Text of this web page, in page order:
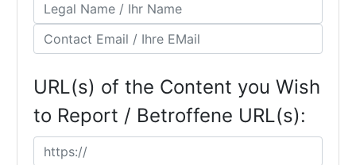
URL(s) of the Content you Wish
to Report / Betroffene URL(s):